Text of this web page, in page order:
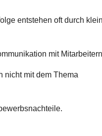
entstehen oft durch
mit
nicht mit dem Thema